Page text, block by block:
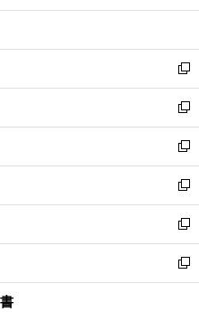
開
ウ
開
く
ン
ウ
で
開
く
ウ
ン
ド
ウ
で
開
く
新
し
い
ウ
ィ
ン
ド
ウ
で
開
く
新
し
い
ウ
ィ
ン
ド
ウ
で
開
新
し
い
ウ
ィ
ン
ド
ウ
新
し
い
ウ
ィ
ン
新
し
い
ウ
新
し